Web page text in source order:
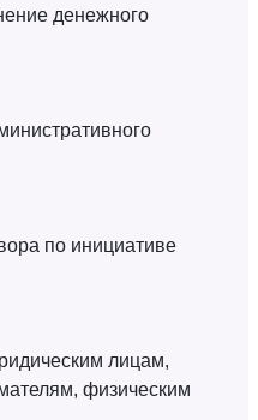
денежного
по инициативе
лицам,
физическим